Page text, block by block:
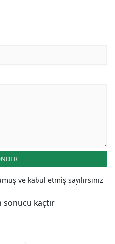
ve kabul etmiş sayılırsınız
sonucu kaçtır